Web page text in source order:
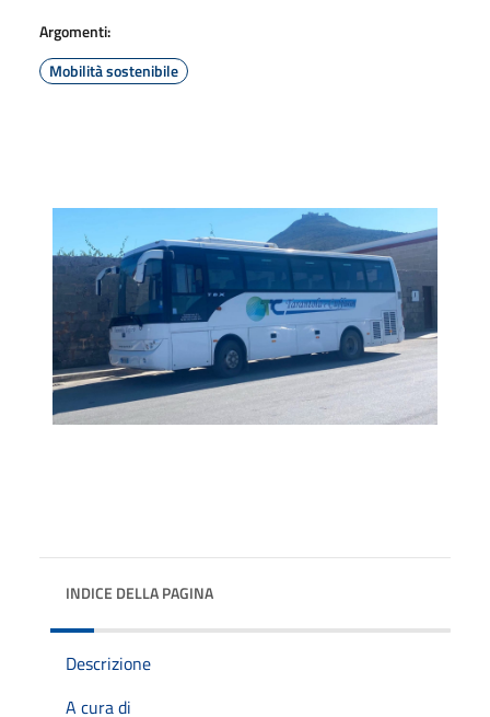
Argomenti:
Mobilità sostenibile
INDICE DELLA PAGINA
Descrizione
A cura di